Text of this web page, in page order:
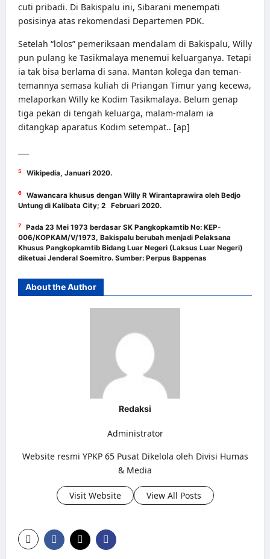
cuti pribadi. Di Bakispalu ini, Sibarani menempati
posisinya atas rekomendasi Departemen PDK.
Setelah “lolos” pemeriksaan mendalam di Bakispalu, Willy
pun pulang ke Tasikmalaya menemui keluarganya. Tetapi
ia tak bisa berlama di sana. Mantan kolega dan teman-
temannya semasa kuliah di Priangan Timur yang kecewa,
melaporkan Willy ke Kodim Tasikmalaya. Belum genap
tiga pekan di tengah keluarga, malam-malam ia
ditangkap aparatus Kodim setempat.. [ap]
5 Wikipedia, Januari 2020.
6
Wawancara khusus dengan Willy R Wirantaprawira oleh Bedjo
Untung di Kalibata City; 2 Februari 2020.
7
Pada 23 Mei 1973 berdasar SK Pangkopkamtib No: KEP-
006/KOPKAM/V/1973, Bakispalu berubah menjadi Pelaksana
Khusus Pangkopkamtib Bidang Luar Negeri (Laksus Luar Negeri)
diketuai Jenderal Soemitro. Sumber: Perpus Bappenas
About the Author
Redaksi
Administrator
Website resmi YPKP 65 Pusat Dikelola oleh Divisi Humas
& Media
Visit Website View All Posts